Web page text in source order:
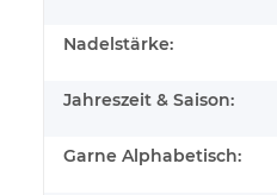
Nadelstärke:
Jahreszeit & Saison:
Garne Alphabetisch: